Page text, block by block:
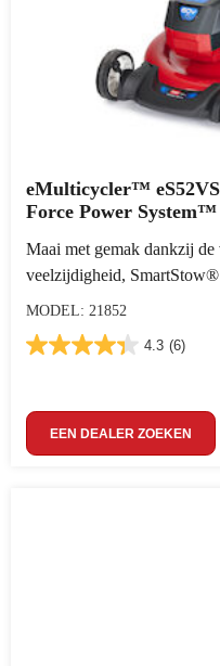
eMulticycler™
Force Power System™
Maai met gemak dankzij de
veelzijdigheid,
MODEL: 21852
4.3 (6)
EEN DEALER ZOEKEN